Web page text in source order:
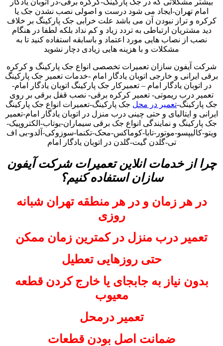
امام تهران-ایجاد می شود درست و اصولی نصب نشدن جک یا
کرکره و تراز نبودن آن می باشد علت خرابی جک پارکینگ بر خلاف
دید مشتریان ارتباطی به تردد زیاد و کم نداد بلکه لطفا در هنگام
نصب از نصاب هایی مورد اعتماد و باسابقه استفاده کنید تا به
مشکلات و با هزینه هایی زیادی دچار نشوید
شرکت آیفون سازان تعمیرات تخصصی انواع جک پارکینگ و کرکره
برقی ایرانی و خارجی اتوبان یادگار امام -خدمات تعمیر جک پارکینگ
در اتوبان یادگار امام – تعمیرکار جک پارکینگ اتوبان یادگار امام-
تعمیر درب ریموتی- تعمیر کرکره برقی- نصب قفل برقی بر روی
جک پارکینگ-تعمیر در محل جک پارکینگ-تعمیرات انواع جک پارکینگ
ایرانی و ایتالیای و حتی چینی درب منزل در اتوبان یادگار امام-تعمیر
جک پارکینگ و نمایندگی انواع جک برقی سیماران-یوتاب-الکتروپیک-
ویتو-کالیپسو-موتور-تابا-کوماکس-محک-تکنما-سوزوکی-آلدو-بی اف
تی-گلدن گیت-گلدن در اتوبان یادگار امام
چرا از خدمات انلاین تعمیرات شرکت آیفون
سازان استفاده کنیم؟
در هر زمان و در هر منطقه تهران شبانه
روزی
تعمیر درب منزل در کمترین زمان ممکن
حتی روزهایی تعطیل
بدون نیاز به جابجای یا خارج کردن قطعه
معیوب
تعمیر درمحل
ضمانت اصل بودن قطعات